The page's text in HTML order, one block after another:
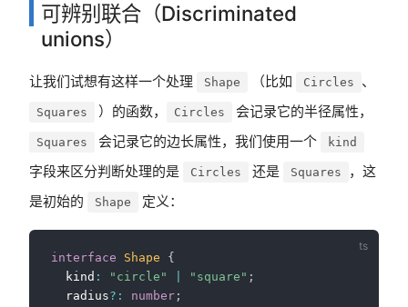
可辨别联合（Discriminated
unions）
让我们试想有这样一个处理 Shape （比如 Circles 、
Squares ）的函数， Circles 会记录它的半径属性，
Squares 会记录它的边长属性，我们使用一个 kind
字段来区分判断处理的是 Circles 还是 Squares
，这
是初始的
Shape 定义：
interface Shape
{
  kind
: "circle" "square" ;
  radius
? : number ;